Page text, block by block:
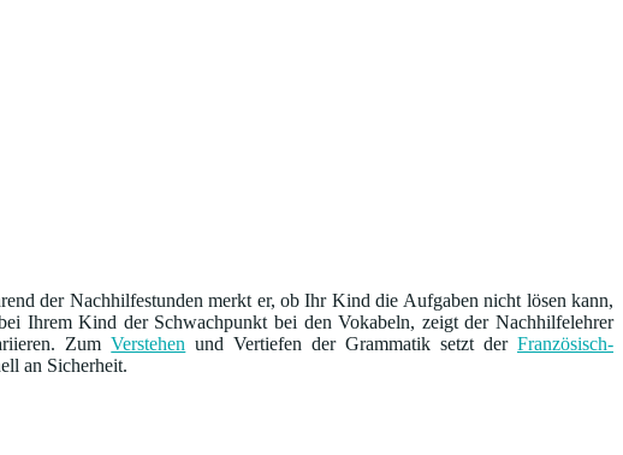
der Nachhilfestunden merkt er, ob Ihr Kind die Aufgaben nicht lösen kann,
Ihrem Kind der Schwachpunkt bei den Vokabeln, zeigt der Nachhilfelehrer
ZumVerstehen und Vertiefen der Grammatik setzt derFranzösisch-
an Sicherheit.